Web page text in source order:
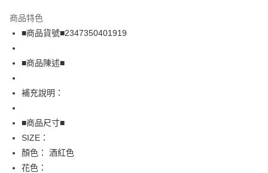
Apple Pay
街口支付
全盈+PAY
AFTEE先享後付
相關說明
【關於「AFTEE先享後付」】
AFTEE先享後付是「在收到商品之後才付款」的支付方式。 讓您購物簡單
便利好安心！
運送方式
商品特色
■商品貨號■2347350401919
■商品陳述■
補充說明：
■商品尺寸■
SIZE：
顏色： 酒紅色
花色：